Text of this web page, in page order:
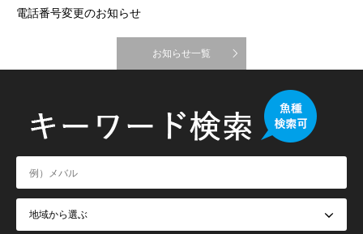
電話番号変更のお知らせ
お知らせ一覧